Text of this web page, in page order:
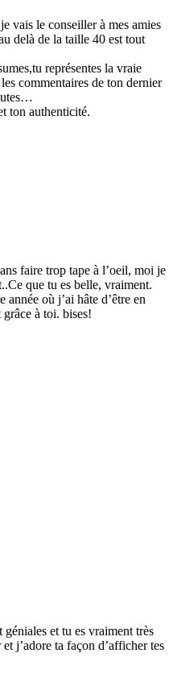
vais le conseiller à mes amies
delà de la taille 40 est tout
représentes la vraie
commentaires de ton dernier
ton authenticité.
faire trop tape à l’oeil, moi je
que tu es belle, vraiment.
année où j’ai hâte d’être en
grâce à toi. bises!
et tu es vraiment très
j’adore ta façon d’afficher tes